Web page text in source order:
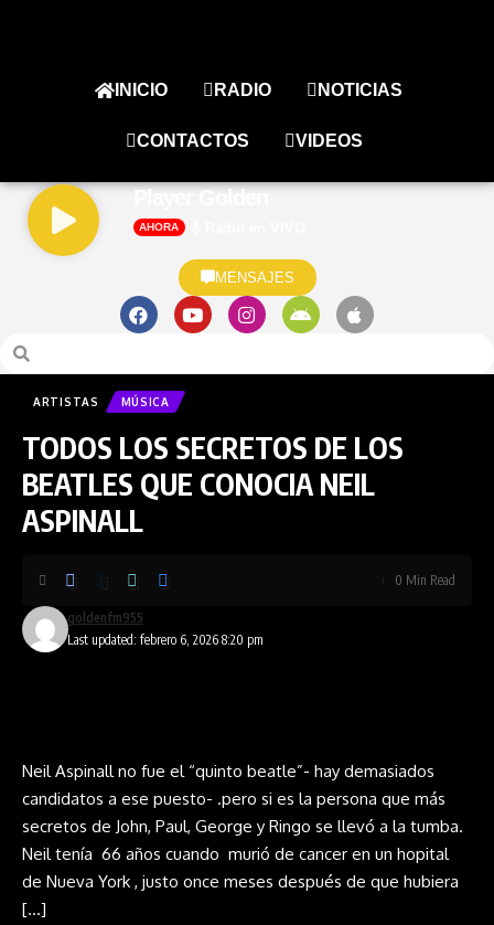
INICIO RADIO NOTICIAS
CONTACTOS VIDEOS
Player Golden
AHORA
MENSAJES
ARTISTAS MÚSICA
TODOS LOS SECRETOS DE LOS
BEATLES QUE CONOCIA NEIL
ASPINALL
Last updated: febrero 6, 2026 8:20 pm
goldenfm955
0 Min Read
Neil Aspinall no fue el “quinto beatle”- hay demasiados
candidatos a ese puesto- .pero si es la persona que más
secretos de John, Paul, George y Ringo se llevó a la tumba.
Neil tenía 66 años cuando murió de cancer en un hopital
de Nueva York , justo once meses después de que hubiera
[…]